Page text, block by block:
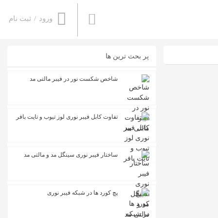
ورود / ثبت نام
پر بحث ترین ها
شاخص شکست نور در فیبر مالتی مد
تفاوت کابل فیبر نوری لوز تیوب و تایت بافر
ساختار فیبر نوری سینگل مد و مالتی مد
پچ کورد ها در شبکه فیبر نوری